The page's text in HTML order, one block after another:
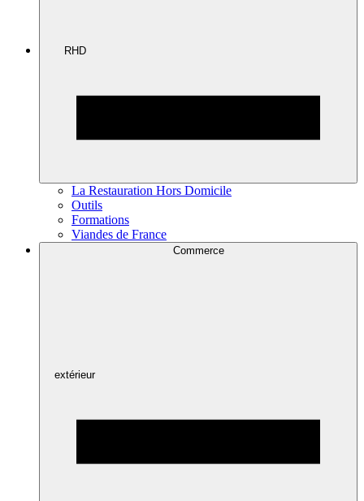
RHD
La Restauration Hors Domicile
Outils
Formations
Viandes de France
Commerce
extérieur